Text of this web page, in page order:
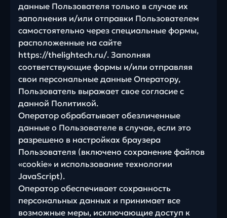
данные Пользователя только в случае их
заполнения и/или отправки Пользователем
самостоятельно через специальные формы,
расположенные на сайте
https://thelightech.ru/. Заполняя
соответствующие формы и/или отправляя
свои персональные данные Оператору,
Пользователь выражает свое согласие с
данной Политикой.
Оператор обрабатывает обезличенные
данные о Пользователе в случае, если это
разрешено в настройках браузера
Пользователя (включено сохранение файлов
«cookie» и использование технологии
JavaScript).
Оператор обеспечивает сохранность
персональных данных и принимает все
возможные меры, исключающие доступ к